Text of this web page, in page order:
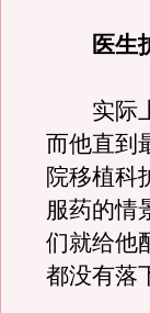
医生
实际上
而他直到
院移植科
服药的情
们就给他
都没有落